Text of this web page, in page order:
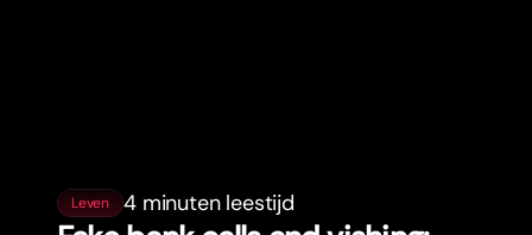
Leven 4 minuten leestijd